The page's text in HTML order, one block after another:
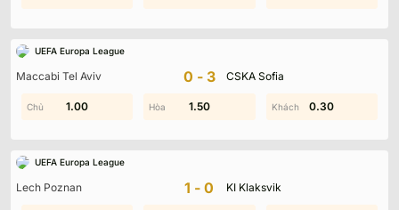
UEFA Europa League
Maccabi Tel Aviv 0-3 CSKA Sofia
0.60 1.80 0.70
1.00 1.50 0.30
UEFA Europa League
Lech Poznan 1-0 KI Klaksvik